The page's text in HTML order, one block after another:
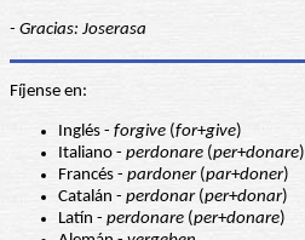
- Gracias: Joserasa
Fíjense en:
Inglés - forgive (for+give)
Italiano - perdonare (per+donare)
Francés - pardoner(par+doner)
Catalán - perdonar(per+donar)
Latín - perdonare (per+donare)